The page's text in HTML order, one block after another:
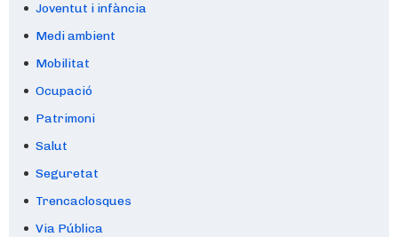
Joventut i infància
Medi ambient
Mobilitat
Ocupació
Patrimoni
Salut
Seguretat
Trencaclosques
Via Pública